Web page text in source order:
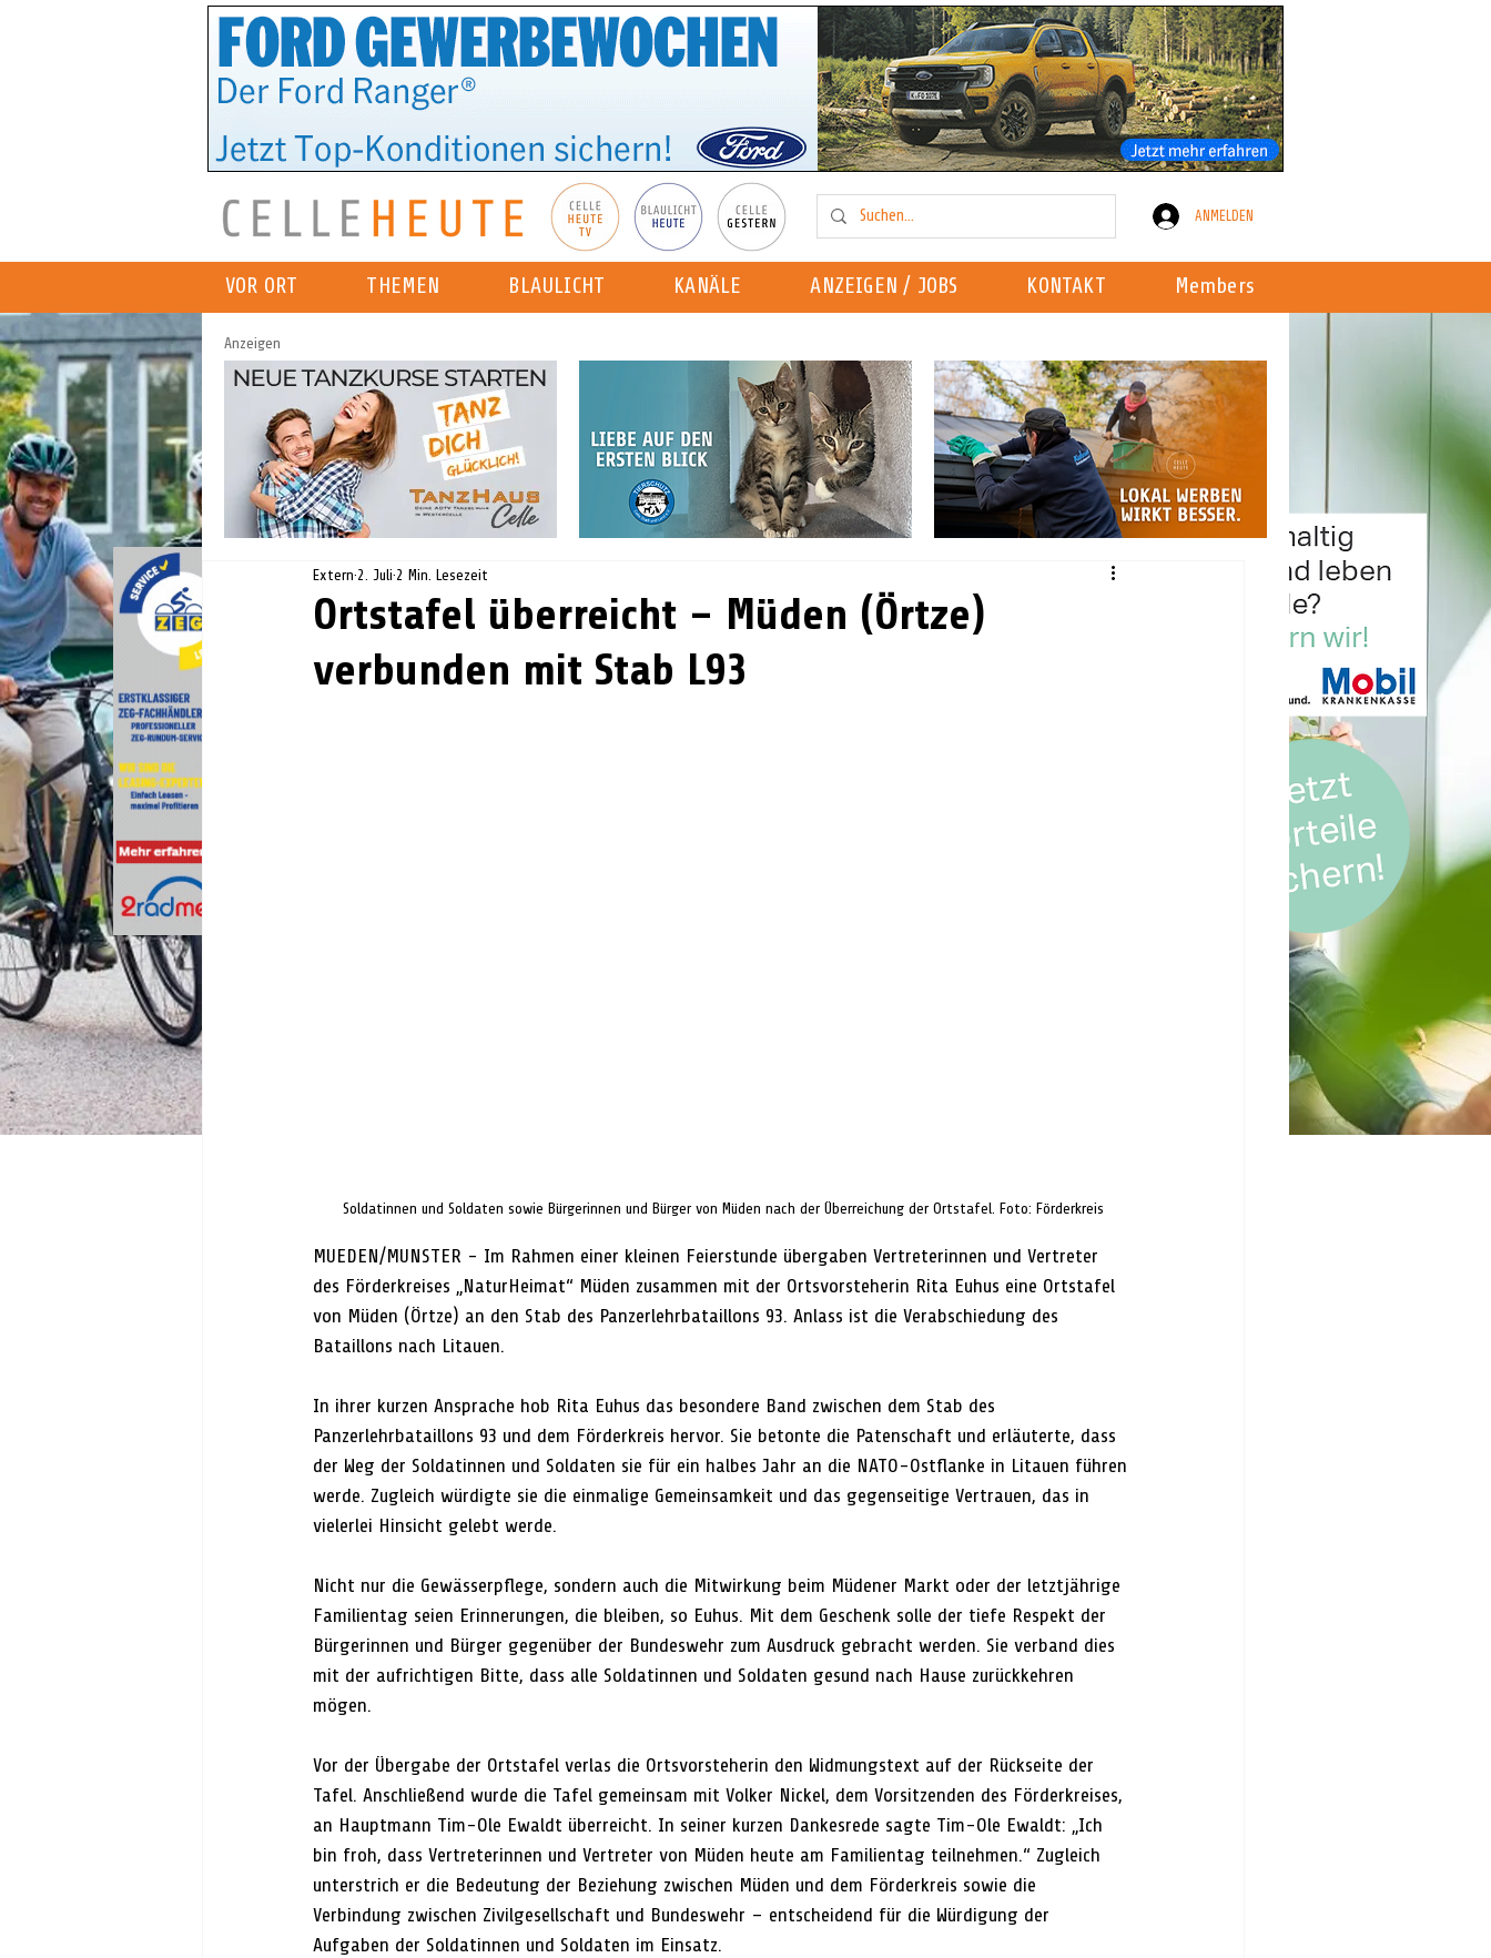
ANMELDEN
VOR ORT THEMEN BLAULICHT KANÄLE ANZEIGEN / JOBS KONTAKT Members
Anzeigen
Ortstafel überreicht – Müden (Örtze)
verbunden mit Stab L93
Extern 2. Juli 2 Min. Lesezeit
Soldatinnen und Soldaten sowie Bürgerinnen und Bürger von Müden nach der Überreichung der Ortstafel. Foto: Förderkreis
MUEDEN/MUNSTER - Im Rahmen einer kleinen Feierstunde übergaben Vertreterinnen und Vertreter
des Förderkreises „NaturHeimat“ Müden zusammen mit der Ortsvorsteherin Rita Euhus eine Ortstafel
von Müden (Örtze) an den Stab des Panzerlehrbataillons 93. Anlass ist die Verabschiedung des
Bataillons nach Litauen.
In ihrer kurzen Ansprache hob Rita Euhus das besondere Band zwischen dem Stab des
Panzerlehrbataillons 93 und dem Förderkreis hervor. Sie betonte die Patenschaft und erläuterte, dass
der Weg der Soldatinnen und Soldaten sie für ein halbes Jahr an die NATO-Ostflanke in Litauen führen
werde. Zugleich würdigte sie die einmalige Gemeinsamkeit und das gegenseitige Vertrauen, das in
vielerlei Hinsicht gelebt werde.
Nicht nur die Gewässerpflege, sondern auch die Mitwirkung beim Müdener Markt oder der letztjährige
Familientag seien Erinnerungen, die bleiben, so Euhus. Mit dem Geschenk solle der tiefe Respekt der
Bürgerinnen und Bürger gegenüber der Bundeswehr zum Ausdruck gebracht werden. Sie verband dies
mit der aufrichtigen Bitte, dass alle Soldatinnen und Soldaten gesund nach Hause zurückkehren
mögen.
Vor der Übergabe der Ortstafel verlas die Ortsvorsteherin den Widmungstext auf der Rückseite der
Tafel. Anschließend wurde die Tafel gemeinsam mit Volker Nickel, dem Vorsitzenden des Förderkreises,
an Hauptmann Tim-Ole Ewaldt überreicht. In seiner kurzen Dankesrede sagte Tim-Ole Ewaldt: „Ich
bin froh, dass Vertreterinnen und Vertreter von Müden heute am Familientag teilnehmen.“ Zugleich
unterstrich er die Bedeutung der Beziehung zwischen Müden und dem Förderkreis sowie die
Verbindung zwischen Zivilgesellschaft und Bundeswehr – entscheidend für die Würdigung der
Aufgaben der Soldatinnen und Soldaten im Einsatz.